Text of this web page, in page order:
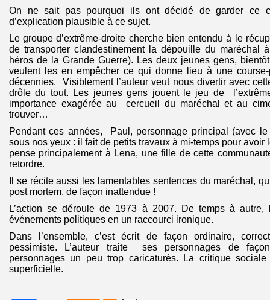
On ne sait pas pourquoi ils ont décidé de garder ce
d’explication plausible à ce sujet.
Le groupe d’extrême-droite cherche bien entendu à le
de transporter clandestinement la dépouille du maréchal
héros de la Grande Guerre). Les deux jeunes gens,
veulent les en empêcher ce qui donne lieu à une
décennies. Visiblement l’auteur veut nous divertir avec
drôle du tout. Les jeunes gens jouent le jeu de
importance exagérée au cercueil du maréchal et au
trouver…
Pendant ces années, Paul, personnage principal (avec
sous nos yeux : il fait de petits travaux à mi-temps pour avoir
pense principalement à Lena, une fille de cette
retordre.
Il se récite aussi les lamentables sentences du maréchal,
post mortem, de façon inattendue !
L’action se déroule de 1973 à 2007. De temps à autre,
événements politiques en un raccourci ironique.
Dans l’ensemble, c’est écrit de façon ordinaire,
pessimiste. L’auteur traite ses personnages de
personnages un peu trop caricaturés. La critique sociale
superficielle.